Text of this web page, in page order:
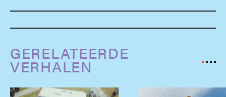
GERELATEERDE
VERHALEN